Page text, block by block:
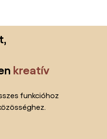
kreatív
funkcióhoz